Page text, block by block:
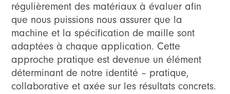
régulièrement des matériaux à évaluer afin
que nous puissions nous assurer que la
machine et la spécification de maille sont
adaptées à chaque application. Cette
approche pratique est devenue un élément
déterminant de notre identité – pratique,
collaborative et axée sur les résultats concrets.